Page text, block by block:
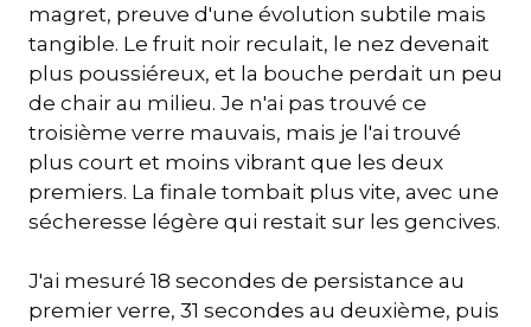
magret, preuve d'une évolution subtile mais
tangible. Le fruit noir reculait, le nez devenait
plus poussiéreux, et la bouche perdait un peu
de chair au milieu. Je n'ai pas trouvé ce
troisième verre mauvais, mais je l'ai trouvé
plus court et moins vibrant que les deux
premiers. La finale tombait plus vite, avec une
sécheresse légère qui restait sur les gencives.
J'ai mesuré 18 secondes de persistance au
premier verre, 31 secondes au deuxième, puis